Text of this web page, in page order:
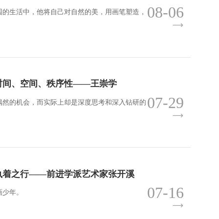
生活中，他将自己对自然的美，用画笔塑造， 08-06
间、空间、秩序性——王崇学
的机会，而实际上却是深度思考和深入钻研的 07-29
着之行——前进学派艺术家张开溪
年。 07-16